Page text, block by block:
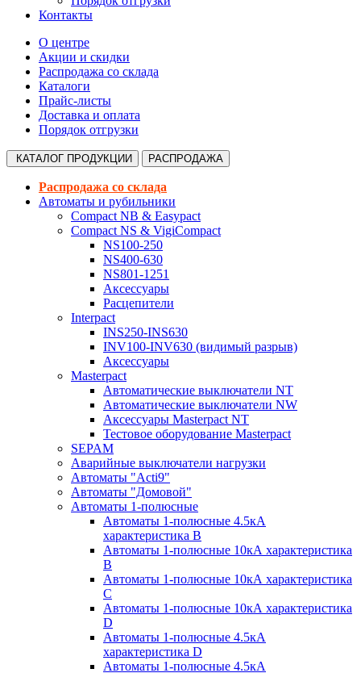
Контакты
О центре
Акции и скидки
Распродажа со склада
Каталоги
Прайс-листы
Доставка и оплата
Порядок отгрузки
КАТАЛОГ ПРОДУКЦИИ РАСПРОДАЖА
Распродажа со склада
Автоматы и рубильники
Compact NB & Easypact
Compact NS & VigiCompact
NS100-250
NS400-630
NS801-1251
Аксессуары
Расцепители
Interpact
INS250-INS630
INV100-INV630 (видимый разрыв)
Аксессуары
Masterpact
Автоматические выключатели NT
Автоматические выключатели NW
Аксессуары Masterpact NT
Тестовое оборудование Masterpact
SEPAM
Аварийные выключатели нагрузки
Автоматы "Acti9"
Автоматы "Домовой"
Автоматы 1-полюсные
Автоматы 1-полюсные 4.5кА
характеристика В
Автоматы 1-полюсные 10кА характеристика
B
Автоматы 1-полюсные 10кА характеристика
C
Автоматы 1-полюсные 10кА характеристика
D
Автоматы 1-полюсные 4.5кА
характеристика D
Автоматы 1-полюсные 4.5кА